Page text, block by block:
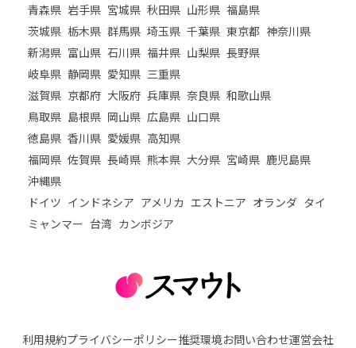
青森県 岩手県 宮城県 秋田県 山形県 福島県
茨城県 栃木県 群馬県 埼玉県 千葉県 東京都 神奈川県
新潟県 富山県 石川県 福井県 山梨県 長野県
岐阜県 静岡県 愛知県 三重県
滋賀県 京都府 大阪府 兵庫県 奈良県 和歌山県
鳥取県 島根県 岡山県 広島県 山口県
徳島県 香川県 愛媛県 高知県
福岡県 佐賀県 長崎県 熊本県 大分県 宮崎県 鹿児島県
沖縄県
ドイツ インドネシア アメリカ エストニア オランダ タイ
ミャンマー 台湾 カンボジア
利用規約プライバシーポリシー推奨環境お問い合わせ運営会社